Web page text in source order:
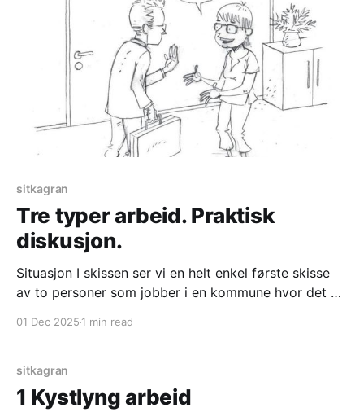
sitkagran
Tre typer arbeid. Praktisk
diskusjon.
Situasjon I skissen ser vi en helt enkel første skisse
av to personer som jobber i en kommune hvor det er
mens profesjonell
01 Dec 2025 1 min read
sitkagran
1 Kystlyng arbeid